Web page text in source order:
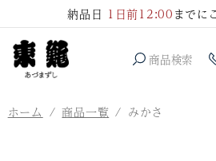
進む
納品日 1日前12:00までに
商品検索
ホーム 商品一覧 みかさ